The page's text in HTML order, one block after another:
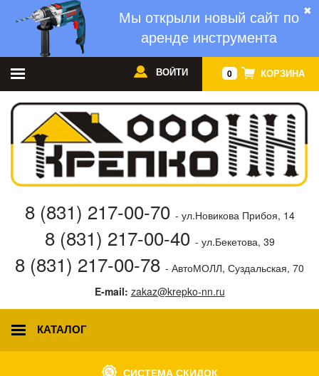
✖
Мы открыли новый сайт по
аренде инструмента
0 КОРЗИНА
ВОЙТИ
8 (831) 217-00-70 - ул.Новикова Прибоя, 14
8 (831) 217-00-40 - ул.Бекетова, 39
8 (831) 217-00-78 - АвтоМОЛЛ, Суздальская, 70
E-mail: zakaz@krepko-nn.ru
КАТАЛОГ
СИСТЕМА СКИДОК